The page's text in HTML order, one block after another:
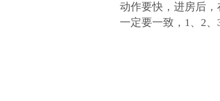
动作要快，进房后
一定要一致，1、2、